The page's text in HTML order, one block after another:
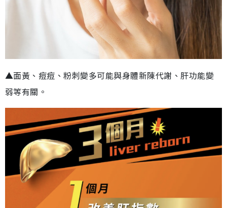
▲面黃、痘痘、粉刺變多可能與身體新陳代謝、肝功能變
弱等有關。